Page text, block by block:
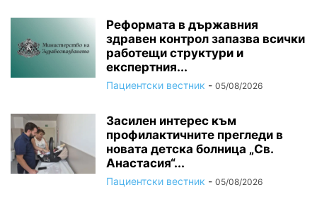
Реформата в държавния
здравен контрол запазва всички
работещи структури и
експертния...
Пациентски вестник - 05/08/2026
Засилен интерес към
профилактичните прегледи в
новата детска болница „Св.
Анастасия“...
Пациентски вестник - 05/08/2026